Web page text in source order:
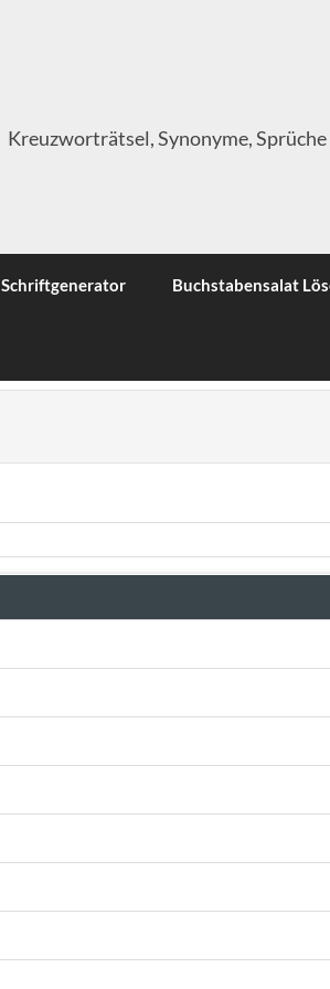
Kreuzworträtsel, Synonyme,
Schriftgenerator Buchstabensalat